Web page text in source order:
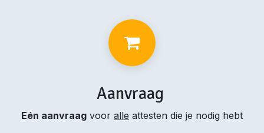
Aanvraag
Eén aanvraag voor alle attesten die je nodig hebt